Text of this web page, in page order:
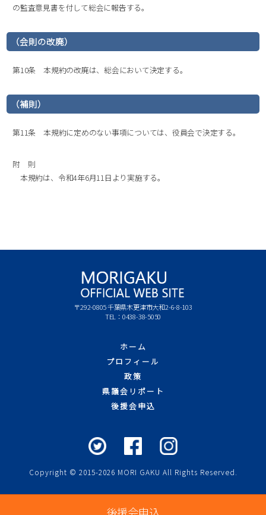
の監査意見書を付して総会に報告する。
（会則の改廃）
第10条 本規約の改廃は、総会において決定する。
（補則）
第11条 本規約に定めのない事項については、役員会で決定する。
附 則
本規約は、令和4年6月11日より実施する。
〒292-0805 千葉県木更津市大和2-6-8-103
TEL：0438-38-5050
ホーム
プロフィール
政策
県議会リポート
後援会申込
Copyright © 2015-2026 MORI GAKU All Rights Reserved.